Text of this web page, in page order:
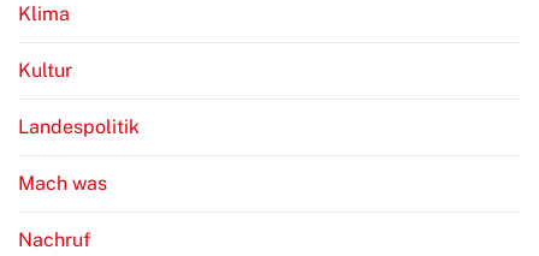
Klima
Kultur
Landespolitik
Mach was
Nachruf